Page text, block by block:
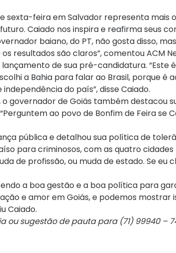
sexta-feira em Salvador representa mais
Caiado nos inspira e reafirma seus
baiano, do PT, não gosta disso,
resultados são claros”, comentou ACM
de sua pré-candidatura. “Este
a Bahia para falar ao Brasil, porque é
do país”, disse Caiado.
governador de Goiás também destacou
ao povo de Bonfim de Feira se
pública e detalhou sua política de
para criminosos, com as quatro
de profissão, ou muda de estado. Se eu
a boa gestão e a boa política para
e amor em Goiás, e podemos mostrar
Caiado.
ou sugestão de pauta para (71) 99940 –